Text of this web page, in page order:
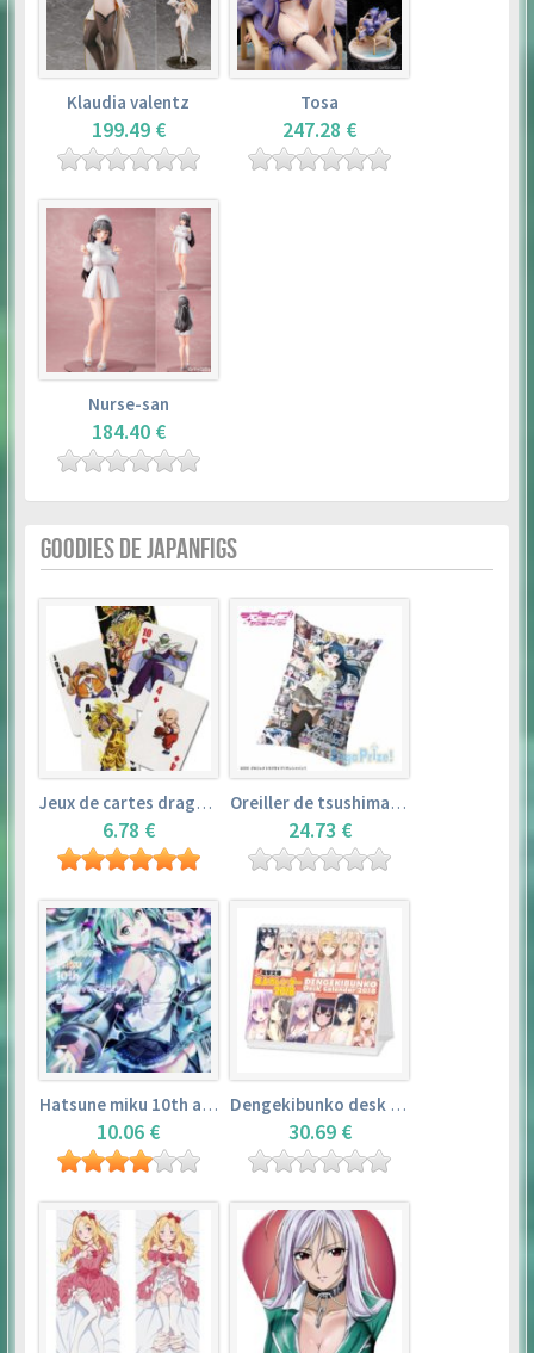
Klaudia valentz
199.49 €
Tosa
247.28 €
Nurse-san
184.40 €
GOODIES DE JAPANFIGS
Jeux de cartes dragon ball
6.78 €
Oreiller de tsushima yoshiko (35cm×53cm) – love live! sunshine!!
24.73 €
Hatsune miku 10th anniversary book
10.06 €
Dengekibunko desk calendar 2018
30.69 €